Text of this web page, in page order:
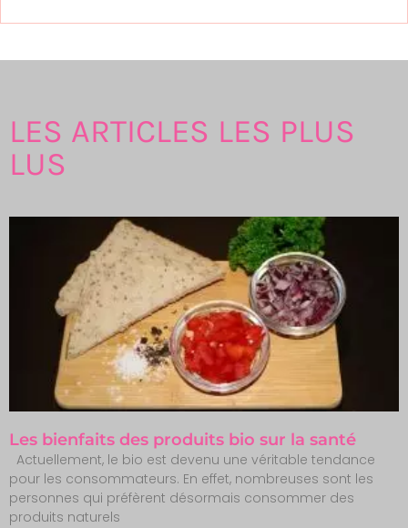
LES ARTICLES LES PLUS
LUS
Les bienfaits des produits bio sur la santé
Actuellement, le bio est devenu une véritable tendance
pour les consommateurs. En effet, nombreuses sont les
personnes qui préfèrent désormais consommer des
produits naturels